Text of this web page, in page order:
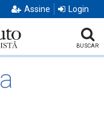
Assine Login
BUSCAR